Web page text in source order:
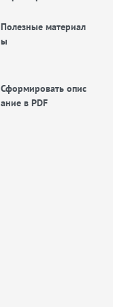
Полезные материал
ы
Сформировать опис
ание в PDF